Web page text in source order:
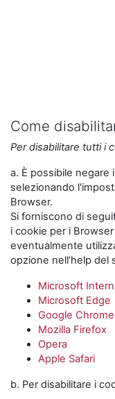
Come
Per disabilitare tutti i
a. È possibile negare
selezionando
Browser.
Si forniscono di
i cookie per i
eventualmente
opzione nell’help del
Microsoft
Microsoft Edge
Google Chrome
Mozilla Firefox
Opera
Apple Safari
b. Per disabilitare i